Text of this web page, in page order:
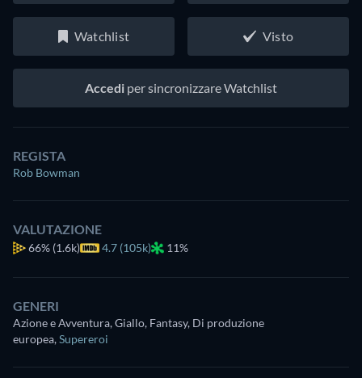
Watchlist Visto
Accedi per sincronizzare Watchlist
REGISTA
Rob Bowman
VALUTAZIONE
66% (1.6k) 4.7 (105k) 11%
GENERI
Azione e Avventura, Giallo, Fantasy, Di produzione
europea,Supereroi